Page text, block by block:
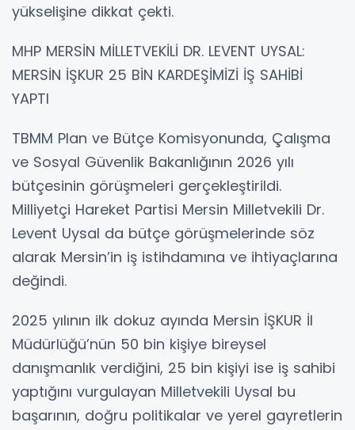
yükselişine dikkat çekti.
MHP MERSİN MİLLETVEKİLİ DR. LEVENT UYSAL:
MERSİN İŞKUR 25 BİN KARDEŞİMİZİ İŞ SAHİBİ
YAPTI
TBMM Plan ve Bütçe Komisyonunda, Çalışma
ve Sosyal Güvenlik Bakanlığının 2026 yılı
bütçesinin görüşmeleri gerçekleştirildi.
Milliyetçi Hareket Partisi Mersin Milletvekili Dr.
Levent Uysal da bütçe görüşmelerinde söz
alarak Mersin’in iş istihdamına ve ihtiyaçlarına
değindi.
2025 yılının ilk dokuz ayında Mersin İŞKUR İl
Müdürlüğü’nün 50 bin kişiye bireysel
danışmanlık verdiğini, 25 bin kişiyi ise iş sahibi
yaptığını vurgulayan Milletvekili Uysal bu
başarının, doğru politikalar ve yerel gayretlerin